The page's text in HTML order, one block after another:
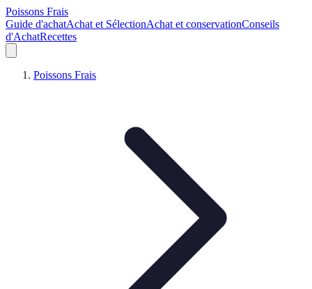
Poissons Frais
Guide d'achatAchat et SélectionAchat et conservationConseils
d'AchatRecettes
Poissons Frais